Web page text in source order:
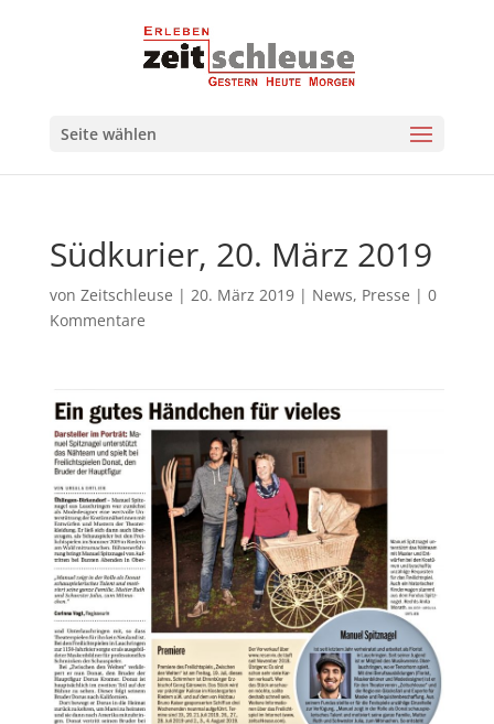
Seite wählen
Südkurier, 20. März 2019
von Zeitschleuse | 20. März 2019| News, Presse | 0
Kommentare